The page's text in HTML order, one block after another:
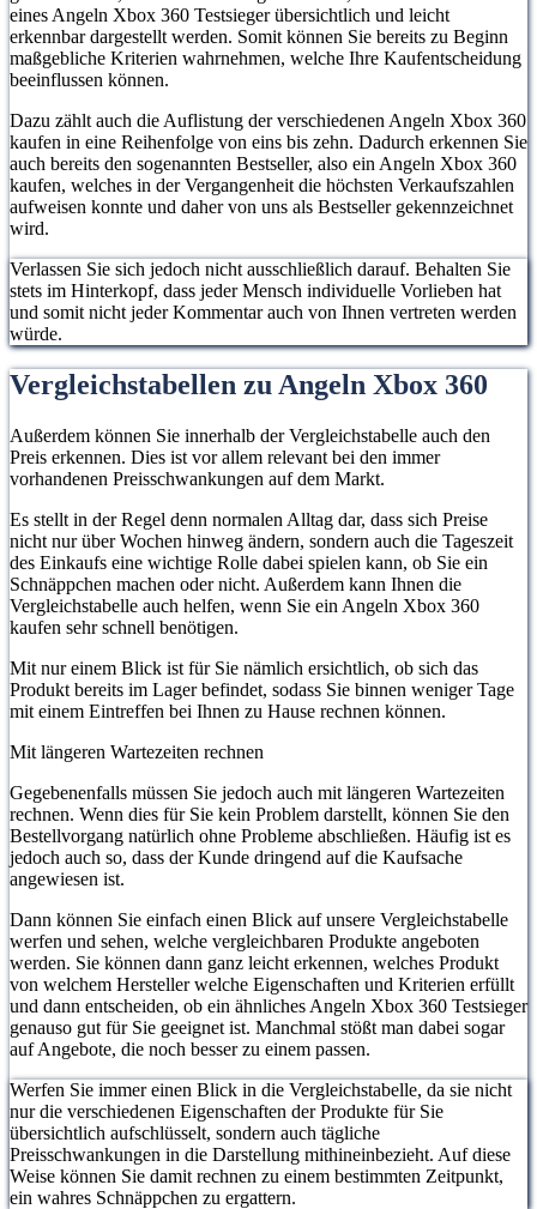
eines Angeln Xbox 360 Testsieger übersichtlich und leicht
erkennbar dargestellt werden. Somit können Sie bereits zu Beginn
maßgebliche Kriterien wahrnehmen, welche Ihre Kaufentscheidung
beeinflussen können.
Dazu zählt auch die Auflistung der verschiedenen Angeln Xbox 360
kaufen in eine Reihenfolge von eins bis zehn. Dadurch erkennen Sie
auch bereits den sogenannten Bestseller, also ein Angeln Xbox 360
kaufen, welches in der Vergangenheit die höchsten Verkaufszahlen
aufweisen konnte und daher von uns als Bestseller gekennzeichnet
wird.
Verlassen Sie sich jedoch nicht ausschließlich darauf. Behalten Sie
stets im Hinterkopf, dass jeder Mensch individuelle Vorlieben hat
und somit nicht jeder Kommentar auch von Ihnen vertreten werden
würde.
Vergleichstabellen zu Angeln Xbox 360
Außerdem können Sie innerhalb der Vergleichstabelle auch den
Preis erkennen. Dies ist vor allem relevant bei den immer
vorhandenen Preisschwankungen auf dem Markt.
Es stellt in der Regel denn normalen Alltag dar, dass sich Preise
nicht nur über Wochen hinweg ändern, sondern auch die Tageszeit
des Einkaufs eine wichtige Rolle dabei spielen kann, ob Sie ein
Schnäppchen machen oder nicht. Außerdem kann Ihnen die
Vergleichstabelle auch helfen, wenn Sie ein Angeln Xbox 360
kaufen sehr schnell benötigen.
Mit nur einem Blick ist für Sie nämlich ersichtlich, ob sich das
Produkt bereits im Lager befindet, sodass Sie binnen weniger Tage
mit einem Eintreffen bei Ihnen zu Hause rechnen können.
Mit längeren Wartezeiten rechnen
Gegebenenfalls müssen Sie jedoch auch mit längeren Wartezeiten
rechnen. Wenn dies für Sie kein Problem darstellt, können Sie den
Bestellvorgang natürlich ohne Probleme abschließen. Häufig ist es
jedoch auch so, dass der Kunde dringend auf die Kaufsache
angewiesen ist.
Dann können Sie einfach einen Blick auf unsere Vergleichstabelle
werfen und sehen, welche vergleichbaren Produkte angeboten
werden. Sie können dann ganz leicht erkennen, welches Produkt
von welchem Hersteller welche Eigenschaften und Kriterien erfüllt
und dann entscheiden, ob ein ähnliches Angeln Xbox 360 Testsieger
genauso gut für Sie geeignet ist. Manchmal stößt man dabei sogar
auf Angebote, die noch besser zu einem passen.
Werfen Sie immer einen Blick in die Vergleichstabelle, da sie nicht
nur die verschiedenen Eigenschaften der Produkte für Sie
übersichtlich aufschlüsselt, sondern auch tägliche
Preisschwankungen in die Darstellung mithineinbezieht. Auf diese
Weise können Sie damit rechnen zu einem bestimmten Zeitpunkt,
ein wahres Schnäppchen zu ergattern.